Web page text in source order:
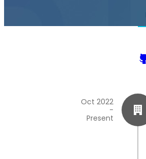
Oct 2022
-
Present